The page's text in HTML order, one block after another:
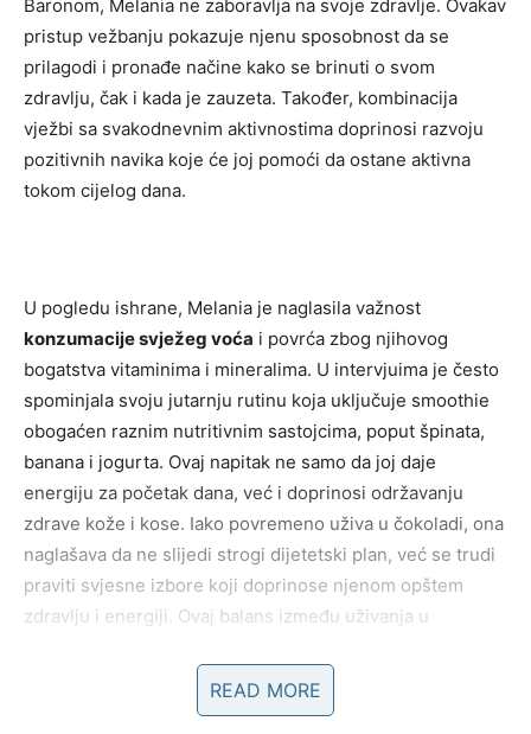
Baronom, Melania ne zaboravlja na svoje zdravlje. Ovakav
pristup vežbanju pokazuje njenu sposobnost da se
prilagodi i pronađe načine kako se brinuti o svom
zdravlju, čak i kada je zauzeta. Također, kombinacija
vježbi sa svakodnevnim aktivnostima doprinosi razvoju
pozitivnih navika koje će joj pomoći da ostane aktivna
tokom cijelog dana.
U pogledu ishrane, Melania je naglasila važnost
konzumacije svježeg voća i povrća zbog njihovog
bogatstva vitaminima i mineralima. U intervjuima je često
spominjala svoju jutarnju rutinu koja uključuje smoothie
obogaćen raznim nutritivnim sastojcima, poput špinata,
banana i jogurta. Ovaj napitak ne samo da joj daje
energiju za početak dana, već i doprinosi održavanju
zdrave kože i kose. Iako povremeno uživa u čokoladi, ona
naglašava da ne slijedi strogi dijetetski plan, već se trudi
praviti svjesne izbore koji doprinose njenom opštem
zdravlju i energiji. Ovaj balans između uživanja u
osjećaj zadovoljstva i vitalnosti. Melania često naglašava
da je važno slušati svoje tijelo i davati mu ono što mu je
READ MORE